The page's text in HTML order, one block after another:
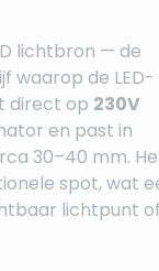
lichtbron — de
waarop de LED-
direct op 230V
en past in
30–40 mm.
spot, wat
lichtpunt